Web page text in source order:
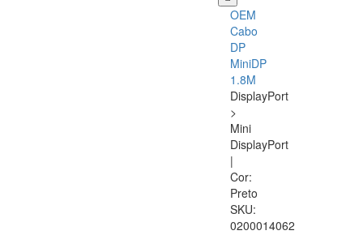
OEM
Cabo
DP
MiniDP
1.8M
DisplayPort
>
Mini
DisplayPort
|
Cor:
Preto
SKU:
0200014062